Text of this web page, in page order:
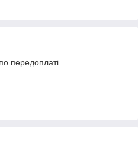
передоплаті.